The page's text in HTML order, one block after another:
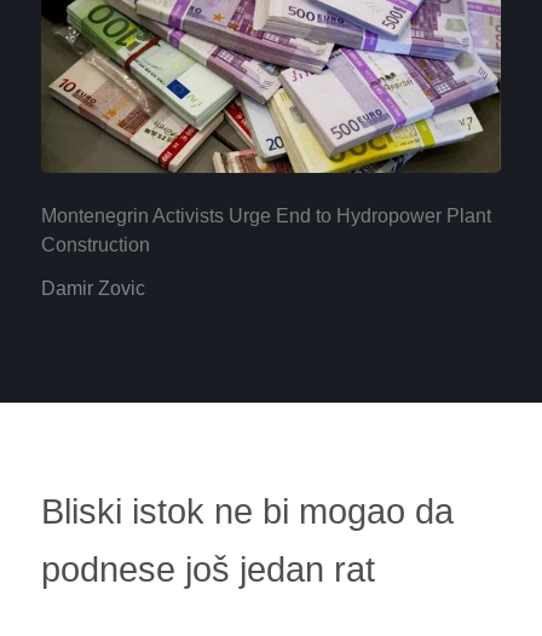
Montenegrin Activists Urge End to Hydropower Plant
Construction
Damir Zovic
Bliski istok ne bi mogao da
podnese još jedan rat